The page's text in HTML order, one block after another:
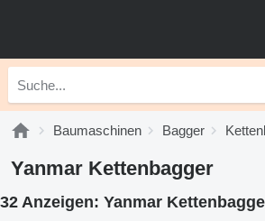
Baumaschinen Bagger
Yanmar Kettenbagger
32 Anzeigen: Yanmar